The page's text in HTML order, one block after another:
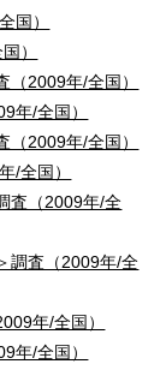
国）
）
2009年/全国）
年/全国）
2009年/全国）
/全国）
査（2009年/全
調査（2009年/全
年/全国）
年/全国）